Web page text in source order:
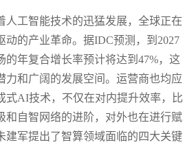
人工智能技术的迅猛发展，全球正在
动的产业革命。据IDC预测，到2027
的年复合增长率预计将达到47%，这
力和广阔的发展空间。运营商也均应
式AI技术，不仅在对内提升效率，比
和自智网络的进阶，对外也在进行赋
建军提出了智算领域面临的四大关键